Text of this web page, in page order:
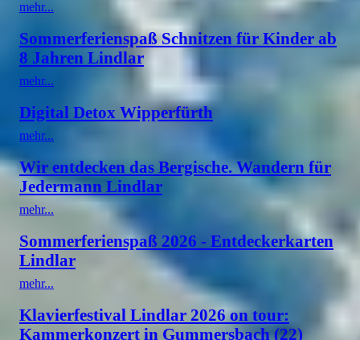
mehr...
Sommerferienspaß Schnitzen für Kinder ab
8 Jahren Lindlar
mehr...
Digital Detox Wipperfürth
mehr...
Wir entdecken das Bergische. Wandern für
Jedermann Lindlar
mehr...
Sommerferienspaß 2026 - Entdeckerkarten
Lindlar
mehr...
Klavierfestival Lindlar 2026 on tour:
Kammerkonzert in Gummersbach (22)